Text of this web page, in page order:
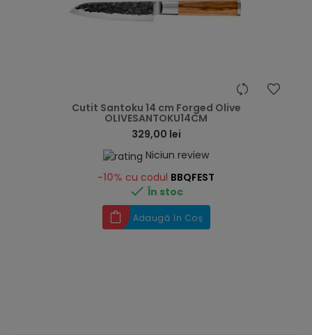
Cutit Santoku 14 cm Forged Olive
OLIVESANTOKU14CM
329,00 lei
Niciun review
-10% cu codul BBQFEST
 În stoc
Adaugă în Coș